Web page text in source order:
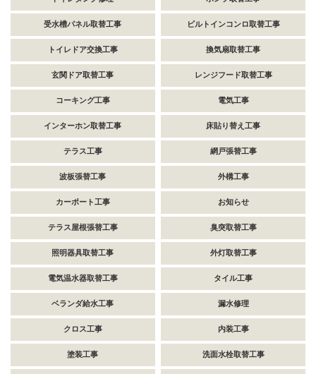
受水槽パネル取替工事 ビルトインコンロ取替工事
トイレドア交換工事 換気扇取替工事
玄関ドア取替工事 レンジフード取替工事
コーキング工事 電気工事
インターホン取替工事 床貼り替え工事
テラス工事 網戸張替工事
波板張替工事 外構工事
カーポート工事 お知らせ
テラス屋根張替工事 臭突取替工事
照明器具取替工事 外灯取替工事
電気温水器取替工事 タイル工事
ベランダ給水工事 漏水修理
クロス工事 内装工事
塗装工事 洗面水栓取替工事